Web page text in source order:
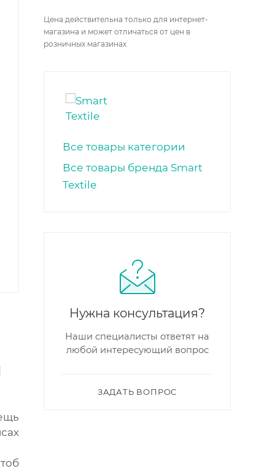
Цена действительна только для интернет-
магазина и может отличаться от цен в
розничных магазинах
Все товары категории
Все товары бренда Smart
Textile
Нужна консультация?
Наши специалисты ответят на
любой интересующий вопрос
ЗАДАТЬ ВОПРОС